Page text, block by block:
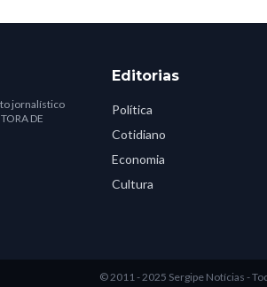
jornalístico
DE
Editorias
Política
Cotidiano
Economia
Cultura
© 2011 - 2025 Sergipe Notícias -